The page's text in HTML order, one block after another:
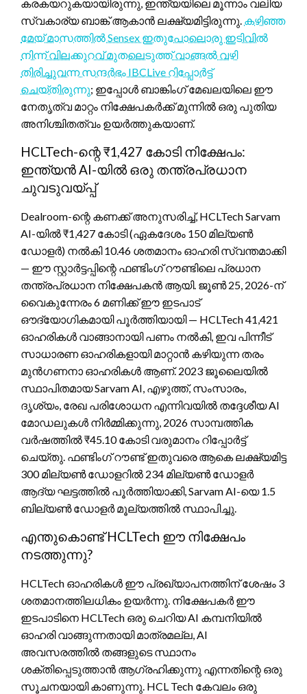
കരകയറുകയായിരുന്നു, ഇന്ത്യയിലെ മൂന്നാം വലിയ
സ്വകാര്യ ബാങ്ക് ആകാൻ ലക്ഷ്യമിട്ടിരുന്നു. കഴിഞ്ഞ
മേയ് മാസത്തിൽ Sensex ഇതുപോലൊരു ഇടിവിൽ
നിന്ന് വിലക്കുറവ് മുതലെടുത്ത് വാങ്ങൽ വഴി
തിരിച്ചുവന്ന സന്ദർഭം IBCLive റിപ്പോർട്ട്
ചെയ്തിരുന്നു; ഇപ്പോൾ ബാങ്കിംഗ് മേഖലയിലെ ഈ
നേതൃത്വ മാറ്റം നിക്ഷേപകർക്ക് മുന്നിൽ ഒരു പുതിയ
അനിശ്ചിതത്വം ഉയർത്തുകയാണ്.
HCLTech-ന്റെ ₹1,427 കോടി നിക്ഷേപം:
ഇന്ത്യൻ AI-യിൽ ഒരു തന്ത്രപ്രധാന
ചുവടുവയ്പ്പ്
Dealroom-ന്റെ കണക്ക് അനുസരിച്ച്, HCLTech Sarvam
AI-യിൽ ₹1,427 കോടി (ഏകദേശം 150 മില്യൺ
ഡോളർ) നൽകി 10.46 ശതമാനം ഓഹരി സ്വന്തമാക്കി
— ഈ സ്റ്റാർട്ടപ്പിന്റെ ഫണ്ടിംഗ് റൗണ്ടിലെ പ്രധാന
തന്ത്രപ്രധാന നിക്ഷേപകൻ ആയി. ജൂൺ 25, 2026-ന്
വൈകുന്നേരം 6 മണിക്ക് ഈ ഇടപാട്
ഔദ്യോഗികമായി പൂർത്തിയായി — HCLTech 41,421
ഓഹരികൾ വാങ്ങാനായി പണം നൽകി, ഇവ പിന്നീട്
സാധാരണ ഓഹരികളായി മാറ്റാൻ കഴിയുന്ന തരം
മുൻഗണനാ ഓഹരികൾ ആണ്. 2023 ജൂലൈയിൽ
സ്ഥാപിതമായ Sarvam AI, എഴുത്ത്, സംസാരം,
ദൃശ്യം, രേഖ പരിശോധന എന്നിവയിൽ തദ്ദേശീയ AI
മോഡലുകൾ നിർമ്മിക്കുന്നു, 2026 സാമ്പത്തിക
വർഷത്തിൽ ₹45.10 കോടി വരുമാനം റിപ്പോർട്ട്
ചെയ്തു. ഫണ്ടിംഗ് റൗണ്ട് ഇതുവരെ ആകെ ലക്ഷ്യമിട്ട
300 മില്യൺ ഡോളറിൽ 234 മില്യൺ ഡോളർ
ആദ്യ ഘട്ടത്തിൽ പൂർത്തിയാക്കി, Sarvam AI-യെ 1.5
ബില്യൺ ഡോളർ മൂല്യത്തിൽ സ്ഥാപിച്ചു.
എന്തുകൊണ്ട് HCLTech ഈ നിക്ഷേപം
നടത്തുന്നു?
HCLTech ഓഹരികൾ ഈ പ്രഖ്യാപനത്തിന് ശേഷം 3
ശതമാനത്തിലധികം ഉയർന്നു. നിക്ഷേപകർ ഈ
ഇടപാടിനെ HCLTech ഒരു ചെറിയ AI കമ്പനിയിൽ
ഓഹരി വാങ്ങുന്നതായി മാത്രമല്ല, AI
അവസരത്തിൽ തങ്ങളുടെ സ്ഥാനം
ശക്തിപ്പെടുത്താൻ ആഗ്രഹിക്കുന്നു എന്നതിന്റെ ഒരു
സൂചനയായി കാണുന്നു. HCL Tech കേവലം ഒരു